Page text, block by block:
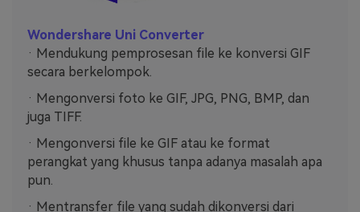
Wondershare Uni Converter
· Mendukung pemprosesan file ke konversi GIF
secara berkelompok.
· Mengonversi foto ke GIF, JPG, PNG, BMP, dan
juga TIFF.
· Mengonversi file ke GIF atau ke format
perangkat yang khusus tanpa adanya masalah apa
pun.
· Mentransfer file yang sudah dikonversi dari